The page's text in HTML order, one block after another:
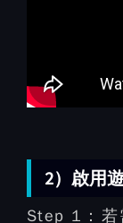
2）啟用
Step 1：